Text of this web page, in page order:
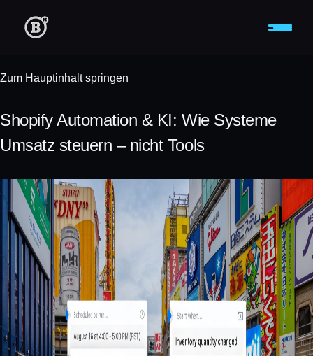
Zum Hauptinhalt springen
Shopify Automation & KI: Wie Systeme
Umsatz steuern – nicht Tools